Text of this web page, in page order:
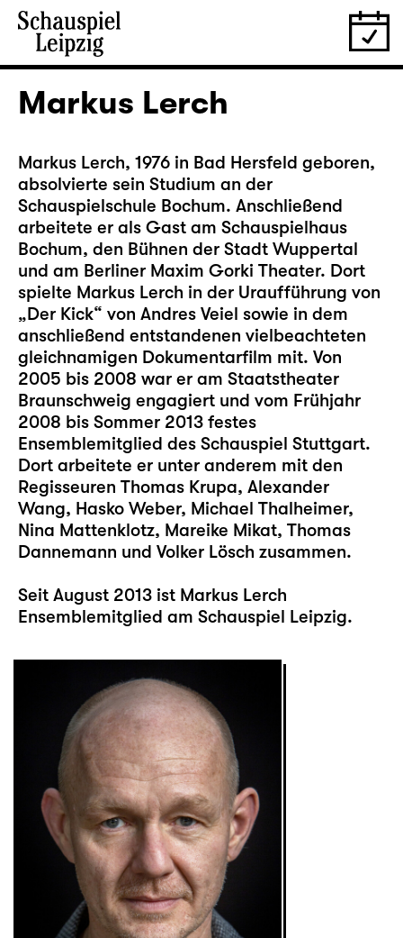
Markus Lerch
Markus Lerch, 1976 in Bad Hersfeld geboren,
absolvierte sein Studium an der
Schauspielschule Bochum. Anschließend
arbeitete er als Gast am Schauspielhaus
Bochum, den Bühnen der Stadt Wuppertal
und am Berliner Maxim Gorki Theater. Dort
spielte Markus Lerch in der Uraufführung von
„Der Kick“ von Andres Veiel sowie in dem
anschließend entstandenen vielbeachteten
gleichnamigen Dokumentarfilm mit. Von
2005 bis 2008 war er am Staatstheater
Braunschweig engagiert und vom Frühjahr
2008 bis Sommer 2013 festes
Ensemblemitglied des Schauspiel Stuttgart.
Dort arbeitete er unter anderem mit den
Regisseuren Thomas Krupa, Alexander
Wang, Hasko Weber, Michael Thalheimer,
Nina Mattenklotz, Mareike Mikat, Thomas
Dannemann und Volker Lösch zusammen.
Seit August 2013 ist Markus Lerch
Ensemblemitglied am Schauspiel Leipzig.